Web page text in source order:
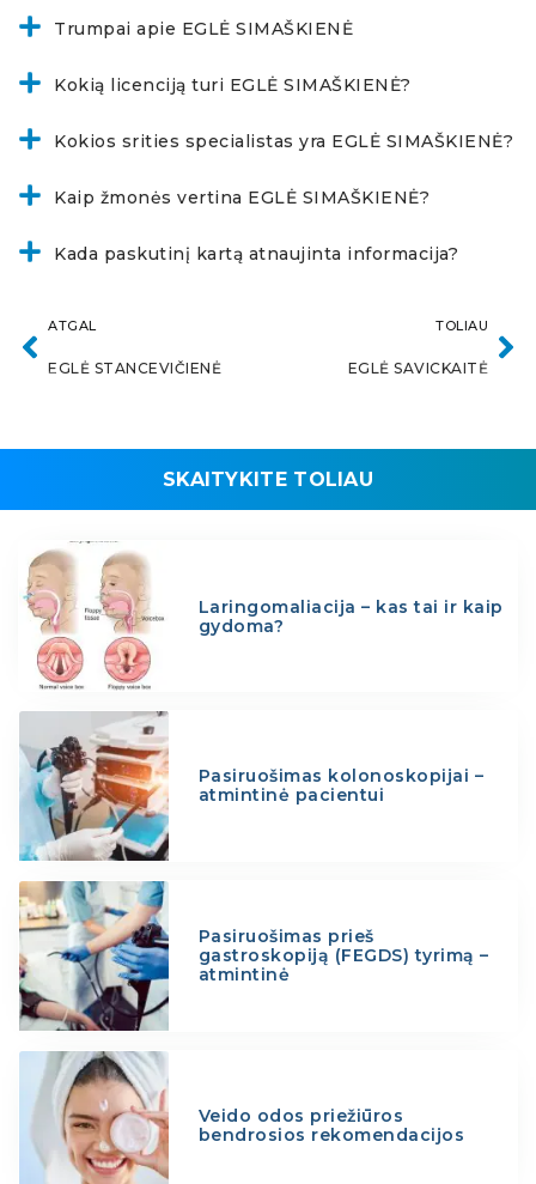
Trumpai apie EGLĖ SIMAŠKIENĖ
Kokią licenciją turi EGLĖ SIMAŠKIENĖ?
Kokios srities specialistas yra EGLĖ SIMAŠKIENĖ?
Kaip žmonės vertina EGLĖ SIMAŠKIENĖ?
Kada paskutinį kartą atnaujinta informacija?
ATGAL
EGLĖ STANCEVIČIENĖ
TOLIAU
EGLĖ SAVICKAITĖ
SKAITYKITE TOLIAU
Laringomaliacija – kas tai ir kaip
gydoma?
Pasiruošimas kolonoskopijai –
atmintinė pacientui
Pasiruošimas prieš
gastroskopiją (FEGDS) tyrimą –
atmintinė
Veido odos priežiūros
bendrosios rekomendacijos